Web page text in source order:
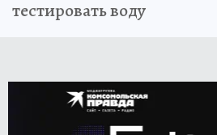
тестировать воду